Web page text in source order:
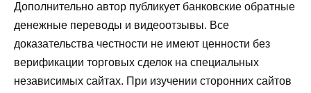
Дополнительно автор публикует банковские обратные
денежные переводы и видеоотзывы. Все
доказательства честности не имеют ценности без
верификации торговых сделок на специальных
независимых сайтах. При изучении сторонних сайтов